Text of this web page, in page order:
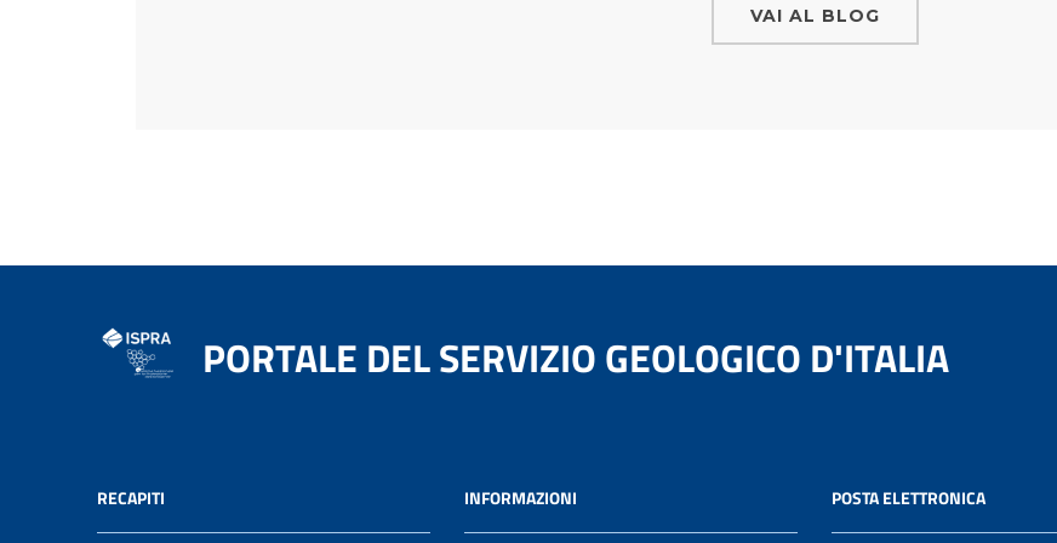
VAI AL BLOG
PORTALE DEL SERVIZIO GEOLOGICO D'ITALIA
RECAPITI INFORMAZIONI POSTA ELETTRONICA